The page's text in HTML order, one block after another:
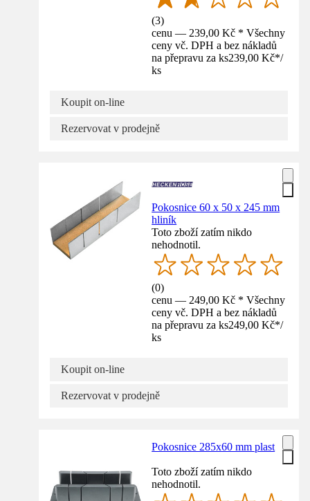
(3)
cenu — 239,00 Kč * Všechny
ceny vč. DPH a bez nákladů
na přepravu za ks239,00 Kč*/
ks
Koupit on-line
Rezervovat v prodejně
Pokosnice 60 x 50 x 245 mm
hliník
Toto zboží zatím nikdo
nehodnotil.
(0)
cenu — 249,00 Kč * Všechny
ceny vč. DPH a bez nákladů
na přepravu za ks249,00 Kč*/
ks
Koupit on-line
Rezervovat v prodejně
Pokosnice 285x60 mm plast
Toto zboží zatím nikdo
nehodnotil.